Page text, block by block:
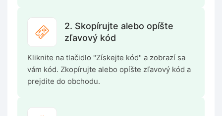
2. Skopírujte alebo opíšte
zľavový kód
Kliknite na tlačidlo "Získejte kód" a zobrazí sa
vám kód. Zkopírujte alebo opíšte zľavový kód a
prejdite do obchodu.